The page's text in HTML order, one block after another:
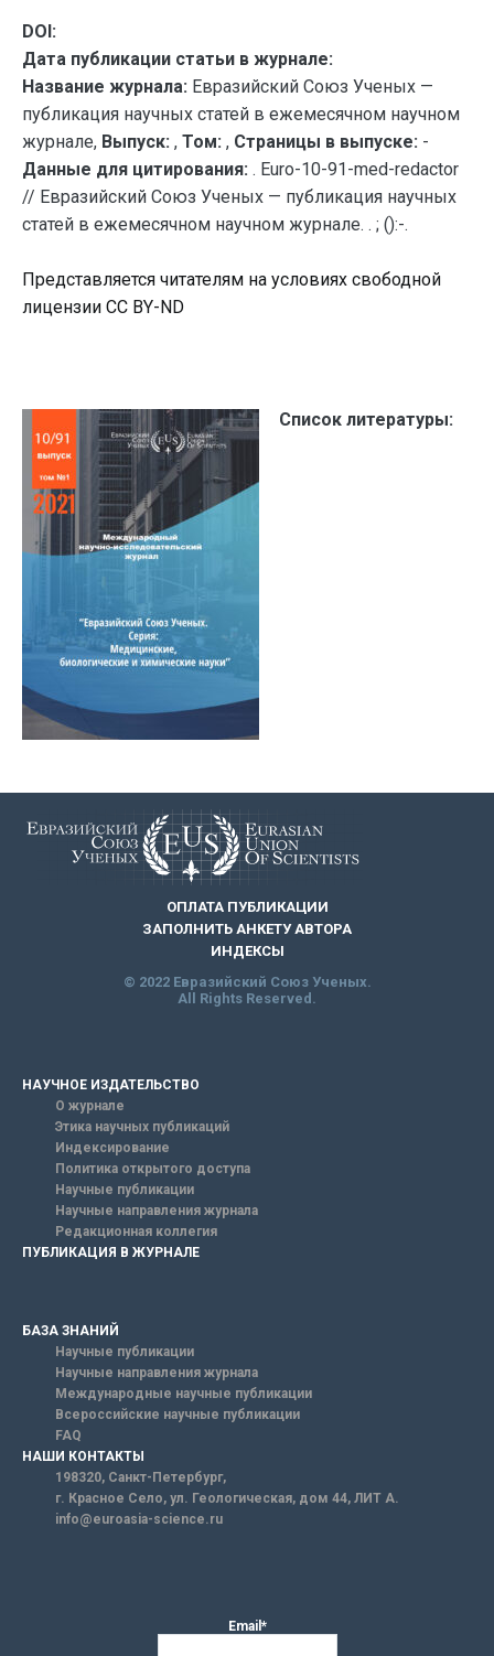
DOI:
Дата публикации статьи в журнале:
Название журнала: Евразийский Союз Ученых —
публикация научных статей в ежемесячном научном
журнале, Выпуск: , Том: , Страницы в выпуске: -
Данные для цитирования: . Euro-10-91-med-redactor
// Евразийский Союз Ученых — публикация научных
статей в ежемесячном научном журнале. . ; ():-.
Представляется читателям на условиях свободной
лицензии CC BY-ND
Список литературы:
ОПЛАТА ПУБЛИКАЦИИ
ЗАПОЛНИТЬ АНКЕТУ АВТОРА
ИНДЕКСЫ
© 2022 Евразийский Союз Ученых.
All Rights Reserved.
НАУЧНОЕ ИЗДАТЕЛЬСТВО
О журнале
Этика научных публикаций
Индексирование
Политика открытого доступа
Научные публикации
Научные направления журнала
Редакционная коллегия
ПУБЛИКАЦИЯ В ЖУРНАЛЕ
БАЗА ЗНАНИЙ
Научные публикации
Научные направления журнала
Международные научные публикации
Всероссийские научные публикации
FAQ
НАШИ КОНТАКТЫ
198320, Санкт-Петербург,
г. Красное Село, ул. Геологическая, дом 44, ЛИТ А.
info@euroasia-science.ru
Email*